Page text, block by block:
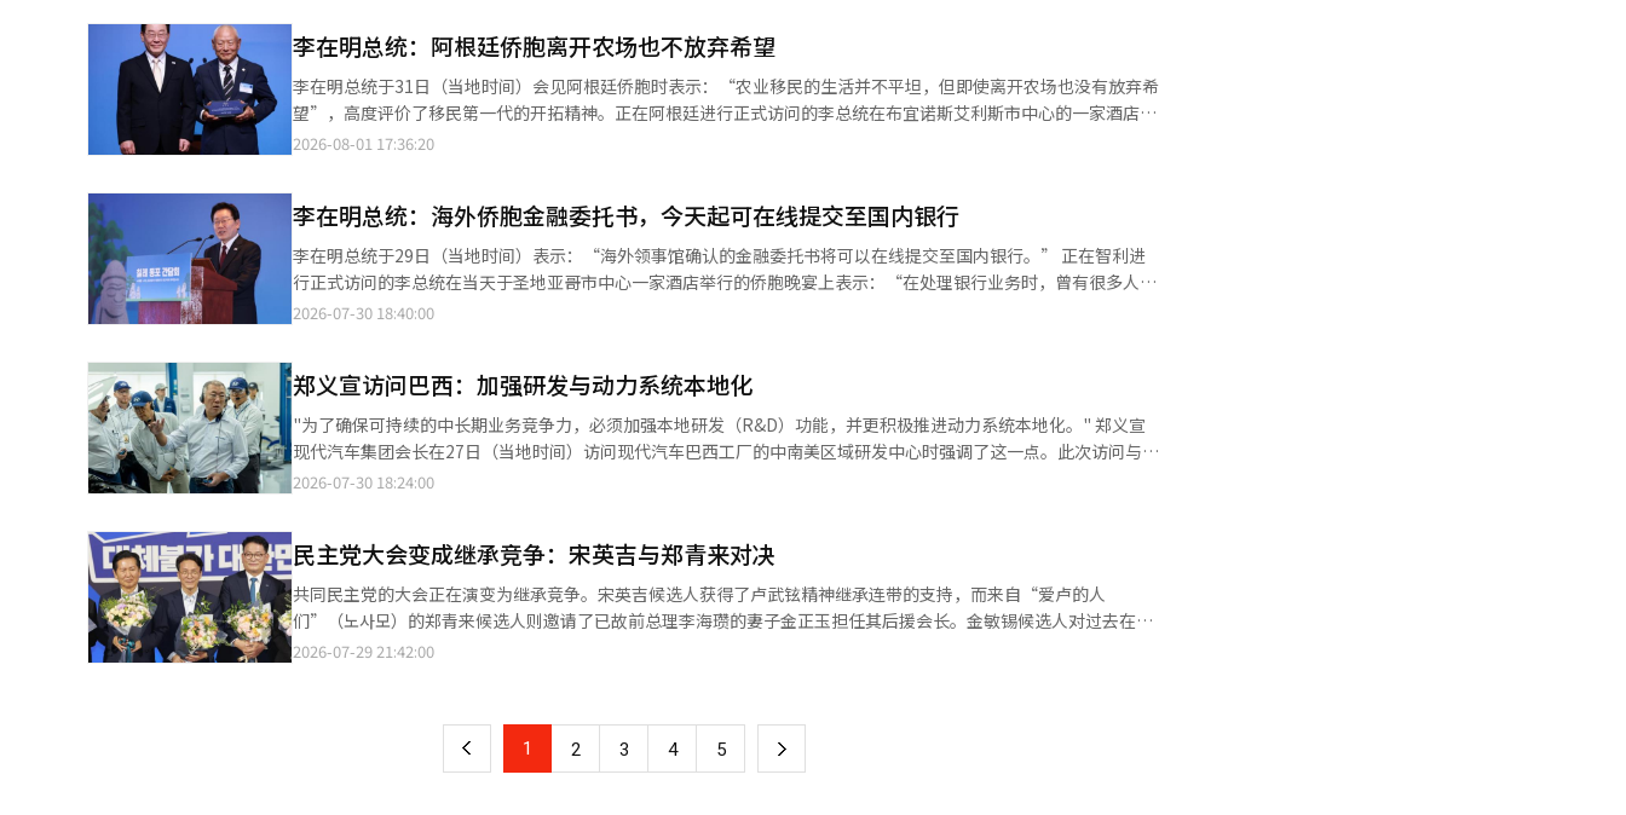
他表示：“在法兰克福和黑森州的各个地方，汽车、电子、金融、物流、生物和高科技领域的韩国企业正在证明韩国
的竞争力。” 他补充道：“企业的真正竞争力是在当地社会获得深厚信任时才能实现，而在当地建立信任的侨胞们是
韩国竞争力的核心。” 此外，他还评价了从K-pop、电影、电视剧和美食开始，德国社会对韩国语言、留学、就业以
及韩国企业和技术的关注正在不断扩大。 李总统表示：“如果企业展示了韩国的能力，文化扩大了对韩国的好感，那
么侨胞们就可以将这种能力和好感转化为坚实的信任。你们是真正的民间外交官。” 在随后的自由发言中，首批派遣
续发展成为一个受到世界信任和尊敬的国家。” 派遣矿工的儿子、欧洲韩侨知识产权专家协会会长金炳学向在德国奉
献青春的派遣劳工表示敬意。 金会长请求李总统“制定能够让国内外所有韩国人齐心协力，共同建设一个自豪而强大
的韩国的政策。” 牙医金秀智表示，她继承了派遣劳工父母的勤奋和自豪感，努力在本职工作中宣传韩国，希望“能
够建设一个让国民无论身在何处都能感到自豪的韩国。” 黑森州劳动事务部公务员高艺谦表示：“德国政府也将韩国
视为战略伙伴，看到韩国地位的变化，我感到非常自豪。” 李总统在听取侨胞的发言后评价道：“德国侨胞社区在韩
指出：“侨胞们由于与韩国物理上分离，能够更客观地看待韩国，希望大家继续关注祖国。” 在此之前，德国南部地
区韩人会长团的赵允宣在欢迎词中介绍道：“德国侨胞社区拥有从日占时期的李梅庐先生等独立运动者开始，到派遣
劳工的百年深厚历史。” 赵会长表示：“德国韩侨社区是过去的奉献、现在的挑战和未来的希望共同交织的社区，希
望总统的访问能够抚慰侨胞的心灵，进一步巩固与祖国的联系。” 在文化表演中，由派遣护士主导的法兰克福韩人合
唱团在成立40周年之际演唱了《相遇》、《花园》和《怀念金刚山》等歌曲，姜首席发言人表示。 李总统在结束此
是经济上的成功，还向德国社会展示了韩国人的勤奋与责任感，为韩国赢得了信任并巩固了这种信任。” 李总统还对
第一代派遣劳工建立韩文学校、传承韩国语言和文化的努力表示感谢。他说：“韩文学校是连接一代又一代的空间，
也是侨民社会相互支持的中心，我对这种牺牲与奉献、令人敬佩的努力表示深深的敬意与感谢。” 他强调了在德国发
展的韩国企业和侨民经济人的作用，表示：“在法兰克福和黑森州的各个地方，汽车、电子、金融、物流、生物和高
科技领域的韩国企业正在证明韩国的竞争力。” 李总统指出：“企业的真正竞争力在于获得当地社会的深厚信任，而
国的关注，正在扩展到学习韩语、留学、就业以及韩国企业和技术等领域。 李总统表示：“如果企业展示了韩国的实
力，而文化扩大了对韩国的好感，侨民们就能将这种实力和好感转化为坚实的信任，大家是真正的民间外交官。” 德
国南部地区韩人会长团的赵允宣在欢迎辞中表示：“德国韩人社会是过去的奉献、现在的挑战和未来的希望交织的共
同体，希望总统的访问能抚慰侨民的心灵，进一步巩固与祖国的联系。” 李总统在结束此次侨民午餐会后，将结束对
美国旧金山、巴西、智利和阿根廷的访问，踏上归国之路。※ 本报道经人工智能（AI）系统翻译与编辑。
（GVA），可满足约1亿3000万户美国家庭的电力需求。 近期，由于人工智能数据中心和制造业回流的扩展，美国电
力需求急剧增加，导致超高压变压器供应不足。业内普遍认为，拥有当地生产基地的HD现代电气是这一需求扩大的
最大受益者之一。 实际上，HD现代电气在美国电力设备市场中证明了其本地生产体系的竞争力。根据全球电力市场
调查机构古尔登报告，HD现代电气在美国100兆伏安（MVA）以上的超高压变压器市场中，2024年市场占有率为
17.2%，2025年市场占有率为25.7%，连续两年实现市场占有率第一。 HD现代电气目前正在推进阿拉巴马州第二工
永基社长表示：“为了应对不断增长的北美电力基础设施需求，自2011年成立以来就设定了打造‘世界级’生产基地
的目标，生产第1000台变压器是全体员工的技术能力和奉献精神，以及客户信任共同创造的有意义的成果。”※ 本
报道经人工智能（AI）系统翻译与编辑。
李在明总统：阿根廷侨胞离开农场也不放弃希望
李在明总统于31日（当地时间）会见阿根廷侨胞时表示：“农业移民的生活并不平坦，但即使离开农场也没有放弃希
望”，高度评价了移民第一代的开拓精神。正在阿根廷进行正式访问的李总统在布宜诺斯艾利斯市中心的一家酒店举
行的侨胞晚宴座谈会上表示：“在任何困难中，坚守生活的根基，成为阿根廷社会的模范成员的侨胞们，伟大的旅程
史，表示：“在韩国最困难的时期，阿根廷伸出了援助之手，前辈侨胞们在此基础上开始了新的生活，今天的骄傲侨
社得以延续。”阿根廷的韩侨移民始于1960年代的农业移民。去年迎来了移民60周年，目前约有2万名韩侨在当地扎
根，历经四代。李总统还介绍了初期农业移民在定居过程中经历的困难，以及他们迁移到布宜诺斯艾利斯开创新生活
的过程。李总统表示：“布宜诺斯艾利斯外环109号公交车终点站附近被称为‘109村’，成为韩侨社区的中
心。”并表示：“今天本想亲自去看看，但因下雨而感到遗憾。”他强调：“在侨胞们书写开拓历史的同时，祖国也
路，携手共度难关。”李总统承诺，政府将支持侨社的未来世代，让他们以身为韩国人为荣，成长为全球公民。他表
示：“无论身在何处，作为韩国公民，我们将确保你们的安全与尊重。”并承诺：“国民主权政府将更加倾听最远侨
胞的声音，在你们遇到困难时，第一时间伸出援手。”李总统还承诺：“将确保祖国能够妥善支持和照顾你们，让你
们不再担心祖国。”在此之前，他还向侨胞们介绍了与哈维尔·米莱总统在人工智能、关键矿产、能源和基础设施等
领域举行的会谈结果。李总统再次表示，将改变以往侨胞座谈会单向进行的方式。他表示：“座谈会不仅是吃饭后安
韩人会会长崔道宣介绍说，韩侨社区在过去20多年里每年举办的‘韩侨文化日’上，去年吸引了约15万名当地人参
加，并期待此次访问成为两国经济合作的新历史转折点。此外，座谈会还吸引了崔道宣、白昌基中南美韩人总联合会
常务顾问、朴汉俊韩侨商人联合会会长、郑仁基民主和平统一委员会南美西部协会议长等150多名当地侨胞参加。李
总统当天还向为初期韩侨社区的定居与发展做出贡献的金相贤韩人会顾问颁发了感谢牌。感谢牌中表达了对移民第一
代的汗水、耐心和奉献精神，使侨社扎根并成为后代的基石的感谢之情。※ 本报道经人工智能（AI）系统翻译与编
2026-08-01 17:36:20
李在明总统：海外侨胞金融委托书，今天起可在线提交至国内银行
李在明总统于29日（当地时间）表示：“海外领事馆确认的金融委托书将可以在线提交至国内银行。” 正在智利进
行正式访问的李总统在当天于圣地亚哥市中心一家酒店举行的侨胞晚宴上表示：“在处理银行业务时，曾有很多人因
为委托书而遭遇极大困难。” 李总统指出：“过去需要在海外领事馆确认后，邮寄到国内，等待几天。”他表
务是指海外侨胞通过国内代理人处理银行业务时，所需的金融委托书以电子文档形式传递。此前，海外领事馆确认的
委托书原件需通过国际邮寄送至国内代理人。 今后，海外侨胞只需在“海外侨胞365民生门户”申请金融委托书，然
后前往海外领事馆进行领事确认。确认后的委托书将通过海外侨胞事务厅和金融结算系统电子传送至指定金融公司。
国内代理人无需再通过邮寄方式接收委托书原件，而是可以利用文书确认号码和委托人的出生日期进行金融业务处
理。这将大大缩短国际邮寄所需的数天到数周的时间，减少邮寄费用和文件丢失的风险。 此次服务的启动，首先有新
厅计划根据金融交易需求，持续扩大参与的金融机构。 李总统强调：“我不明白为什么这么简单的事情之前没有做
到。”并表示：“大家所经历的不便绝不是个人的问题，而是韩国必须共同解决的课题。” 他还表示：“国民主权政
府将细致入微地关注侨胞们所经历的每一个小不便。”并承诺：“无论身在何处，都将成为侨胞们可以依靠的坚实支
柱，让他们在国外也能感受到祖国的温暖关怀和变化。” 当天的座谈会有来自侨胞团体、经济、教育、文化、科学、
体育、宗教界的150余人参加，包括华侨会和老年会、华侨餐饮协会等。 李总统表示：“智利在地图上看是离韩国最
贸易协定（FTA）签署国。 他评价道：“在全世界对韩国还不太了解的时期，智利首先发现了我们的潜力，并伸出了
援手，是一个值得感激的国家。”并表示：“韩国与智利的关系始终是信任优先于距离，未来优先于今天。” 李总统
2026-07-30 18:40:00
郑义宣访问巴西：加强研发与动力系统本地化
"为了确保可持续的中长期业务竞争力，必须加强本地研发（R&D）功能，并更积极推进动力系统本地化。" 郑义宣
现代汽车集团会长在27日（当地时间）访问现代汽车巴西工厂的中南美区域研发中心时强调了这一点。此次访问与李
在明总统的国宾访问相结合，郑会长作为韩国经济代表团访问巴西。巴西是全球第六大汽车市场，是现代汽车在中南
车‘i20’和运动型多功能车（SUV）代表车型‘克雷塔’的生产质量。同时，他也鼓励了在今年3月累计生产突破
250万辆的当地员工。 郑会长表示：“在13年内突破250万辆的生产记录，是巴西工厂员工的奉献和团队合作的成
果。巴西是现代汽车全球业务中非常重要的市场，我对迄今为止的成就深表感谢。” 在参观工厂后，郑会长听取了工
作报告，并就生产和销售领域的中长期发展方案进行了讨论。他指出：“巴西的工业环境正在发生变化，面临新的竞
争局面，存在诸多挑战和任务。”他表示，将在全公司层面积极支持巴西实现更大的飞跃。 他还强调，所有员工都应
2026-07-30 18:24:00
民主党大会变成继承竞争：宋英吉与郑青来对决
共同民主党的大会正在演变为继承竞争。宋英吉候选人获得了卢武铉精神继承连带的支持，而来自“爱卢的人
们”（노사모）的郑青来候选人则邀请了已故前总理李海瓒的妻子金正玉担任其后援会长。金敏锡候选人对过去在第
16届大选中引发的“后单协事件”表示道歉。 卢武铉精神继承连带于29日在国会召开了支持宋候选人的记者会，表
关的金候选人和反对韩美自贸协定的郑候选人的指责。 此外，他们强调：“真正的卢武铉精神是为了原则、常识和国
家利益而自我牺牲的奉献”，并表示“为了完成卢前总统的梦想，李在明总统需要宋候选人来全力支持其国政课
2026-07-29 21:42:00
上 1 2 3 4 5 下